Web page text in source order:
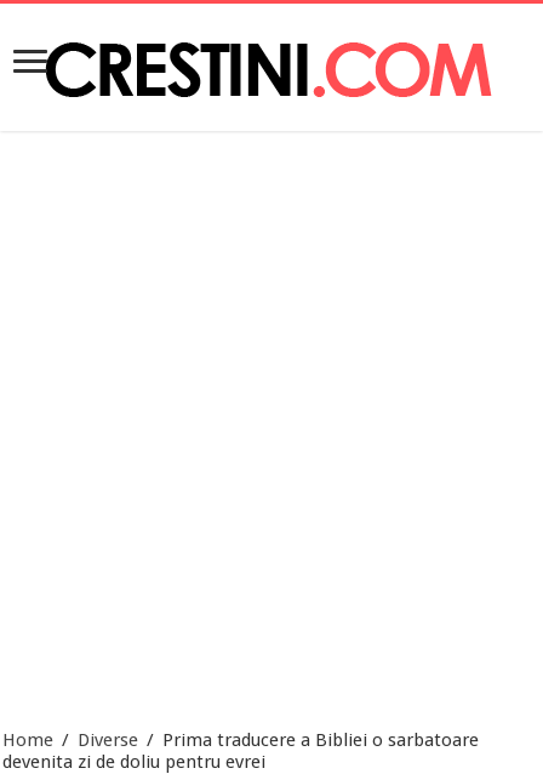
Home / Diverse / Prima traducere a Bibliei o sarbatoare
devenita zi de doliu pentru evrei